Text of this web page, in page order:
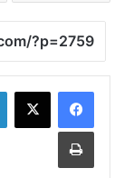
طباعة